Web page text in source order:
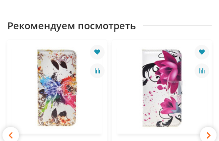
Рекомендуем посмотреть